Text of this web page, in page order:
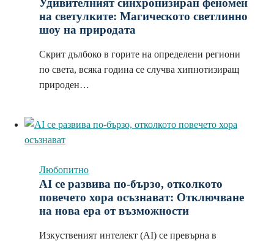
Удивителният синхронизиран феномен
на светулките: Магическото светлинно
шоу на природата
Скрит дълбоко в горите на определени региони
по света, всяка година се случва хипнотизиращ
природен…
Любопитно
AI се развива по-бързо, отколкото
повечето хора осъзнават: Отключване
на нова ера от възможности
Изкуственият интелект (AI) се превърна в